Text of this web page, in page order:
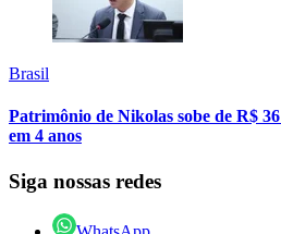
Brasil
Patrimônio de Nikolas sobe de R$
em 4 anos
Siga nossas redes